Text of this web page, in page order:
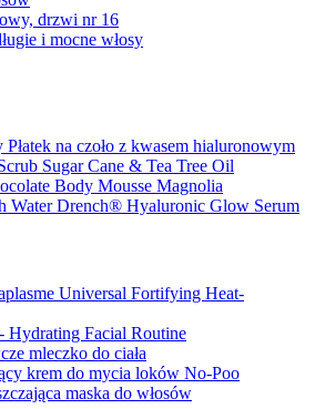
drzwi nr 16
i mocne włosy
na czoło z kwasem hialuronowym
Sugar Cane & Tea Tree Oil
Body Mousse Magnolia
Water Drench® Hyaluronic Glow Serum
Universal Fortifying Heat-
Hydrating Facial Routine
mleczko do ciała
krem do mycia loków No-Poo
maska do włosów